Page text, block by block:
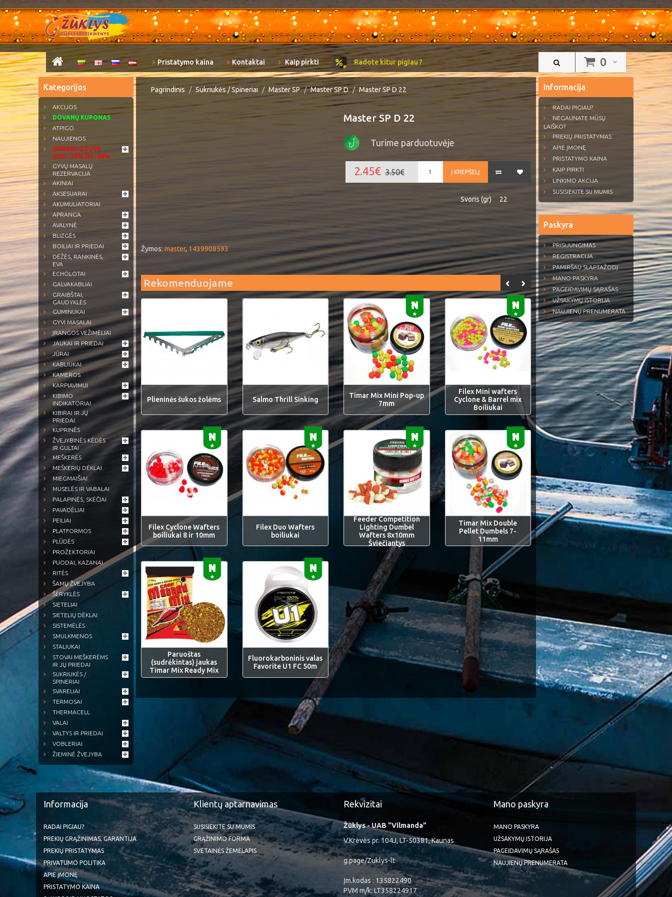
0
Pristatymo kaina Kontaktai Kaip pirkti Radote kitur pigiau ?
Kategorijos
AKCIJOS
DOVANŲ KUPONAS
ATPIGO
NAUJIENOS
IŠPARDUOTUVĖ
NUO -30% IKI -60%
GYVŲ MASALŲ
REZERVACIJA
AKINIAI
AKSESUARAI
AKUMULIATORIAI
APRANGA
AVALYNĖ
BLIZGĖS
BOILIAI IR PRIEDAI
DĖŽĖS, RANKINĖS,
EVA
ECHOLOTAI
GALVAKABLIAI
GRAIBŠTAI,
GAUDYKLĖS
GUMINUKAI
GYVI MASALAI
ĮRANGOS VEŽIMĖLIAI
JAUKAI IR PRIEDAI
JŪRAI
KABLIUKAI
KAMEROS
KARPIAVIMUI
KIBIMO
INDIKATORIAI
KIBIRAI IR JŲ
PRIEDAI
KUPRINĖS
ŽVEJYBINĖS KĖDĖS
IR GULTAI
MEŠKERĖS
MEŠKERIŲ DĖKLAI
MIEGMAIŠIAI
MUSELĖS IR VABALAI
PALAPINĖS, SKĖČIAI
PAVADĖLIAI
PEILIAI
PLATFORMOS
PLŪDĖS
PROŽEKTORIAI
PUODAI, KAZANAI
RITĖS
ŠAMŲ ŽVEJYBA
ŠĖRYKLĖS
SIETELIAI
SIETELIŲ DĖKLAI
SISTEMĖLĖS
SMULKMENOS
STALIUKAI
STOVAI MEŠKERĖMS
IR JŲ PRIEDAI
SUKRIUKĖS /
SPINERIAI
SVARELIAI
TERMOSAI
THERMACELL
VALAI
VALTYS IR PRIEDAI
VOBLERIAI
ŽIEMINĖ ŽVEJYBA
Pagrindinis Sukriukės / Spineriai Master SP Master SP D Master SP D 22
Master SP D 22
Turime parduotuvėje
Į KREPŠELĮ
2.45€ 3.50€
Svoris (gr) 22
Žymos: master, 1439908593
Rekomenduojame
Plieninės šukos žolėms Salmo Thrill Sinking
Timar Mix Mini Pop-up
7mm
Filex Mini wafters
Cyclone & Barrel mix
Boiliukai
Filex Cyclone Wafters
boiliukai 8 ir 10mm
Filex Duo Wafters
boiliukai
Feeder Competition
Lighting Dumbel
Wafters 8x10mm
Šviečiantys
Timar Mix Double
Pellet Dumbels 7-
11mm
Paruoštas
(sudrėkintas) jaukas
Timar Mix Ready Mix
Fluorokarboninis valas
Favorite U1 FC 50m
Informacija
RADAI PIGIAU?
NEGAUNATE MŪSŲ
LAIŠKO?
PREKIŲ PRISTATYMAS
APIE ĮMONĘ
PRISTATYMO KAINA
KAIP PIRKTI
LINKIMO AKCIJA
SUSISIEKITE SU MUMIS
Paskyra
PRISIJUNGIMAS
REGISTRACIJA
PAMIRŠAU SLAPTAŽODĮ
MANO PASKYRA
PAGEIDAVIMŲ SĄRAŠAS
UŽSAKYMŲ ISTORIJA
NAUJIENŲ PRENUMERATA
Informacija
RADAI PIGIAU?
PREKIŲ GRĄŽINIMAS, GARANTIJA
PREKIŲ PRISTATYMAS
PRIVATUMO POLITIKA
APIE ĮMONĘ
PRISTATYMO KAINA
Klientų aptarnavimas
SUSISIEKITE SU MUMIS
GRĄŽINIMO FORMA
SVETAINĖS ŽEMĖLAPIS
Rekvizitai
Žūklys - UAB "Vilmanda"
V.Krėvės pr. 104J, LT-50381, Kaunas
g.page/Zuklys-lt
Įm.kodas : 135822490
PVM m/k: LT358224917
Mano paskyra
MANO PASKYRA
UŽSAKYMŲ ISTORIJA
PAGEIDAVIMŲ SĄRAŠAS
NAUJIENŲ PRENUMERATA